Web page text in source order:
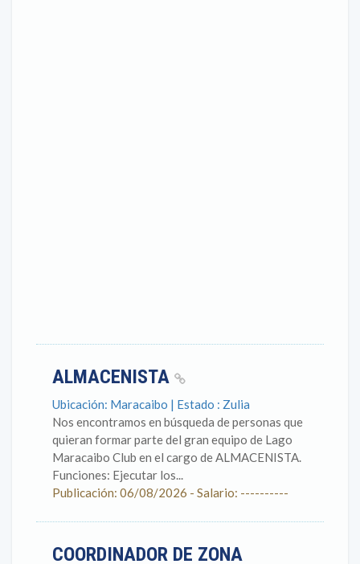
ALMACENISTA
Ubicación: Maracaibo | Estado : Zulia
Nos encontramos en búsqueda de personas que
quieran formar parte del gran equipo de Lago
Maracaibo Club en el cargo de ALMACENISTA.
Funciones: Ejecutar los...
Publicación: 06/08/2026 - Salario: ----------
COORDINADOR DE ZONA